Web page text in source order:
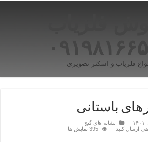
انواع فلزیاب و اسکنر تصویری
باستانی
نشانه های گنج
ارسال کنید
395 نمایش ها